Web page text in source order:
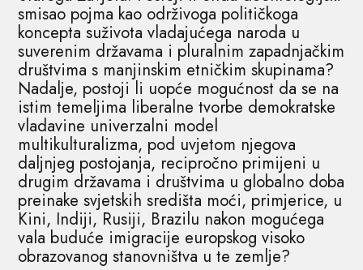
smisao pojma kao održivoga političkoga
koncepta suživota vladajućega naroda u
suverenim državama i pluralnim zapadnjačkim
društvima s manjinskim etničkim skupinama?
Nadalje, postoji li uopće mogućnost da se na
istim temeljima liberalne tvorbe demokratske
vladavine univerzalni model
multikulturalizma, pod uvjetom njegova
daljnjeg postojanja, recipročno primijeni u
drugim državama i društvima u globalno doba
preinake svjetskih središta moći, primjerice, u
Kini, Indiji, Rusiji, Brazilu nakon mogućega
vala buduće imigracije europskog visoko
obrazovanog stanovništva u te zemlje?